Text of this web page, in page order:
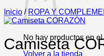
No hay productos en el
Volver a la tienda
Inicio / ROPA Y
Camiseta